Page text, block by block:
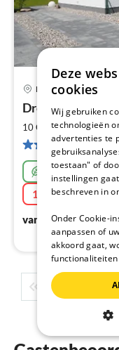
Rerik
Droomwind
10 Gasten170 m25
2
Bijzonder
15% Last minute
vanaf
€ 220/
Deze
cookies
Wij gebruiken
technologieën
advertenties te
toestaan" of
instellingen
beschreven in
Onder Cookie-
aanpassen of
akkoord gaat,